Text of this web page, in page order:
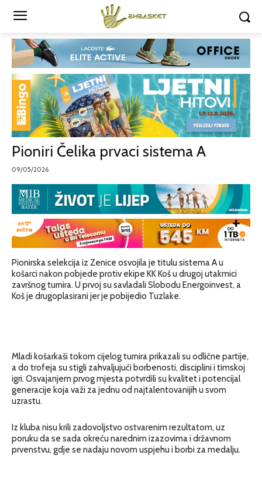
Pioniri Čelika prvaci sistema A
09/05/2026
Pionirska selekcija iz Zenice osvojila je titulu sistema A u
košarci nakon pobjede protiv ekipe KK Koš u drugoj utakmici
završnog turnira. U prvoj su savladali Slobodu Energoinvest, a
Koš je drugoplasirani jer je pobijedio Tuzlake.
Mladi košarkaši tokom cijelog turnira prikazali su odlične partije,
a do trofeja su stigli zahvaljujući borbenosti, disciplini i timskoj
igri. Osvajanjem prvog mjesta potvrdili su kvalitet i potencijal
generacije koja važi za jednu od najtalentovanijih u svom
uzrastu.
Iz kluba nisu krili zadovoljstvo ostvarenim rezultatom, uz
poruku da se sada okreću narednim izazovima i državnom
prvenstvu, gdje se nadaju novom uspjehu i borbi za medalju.